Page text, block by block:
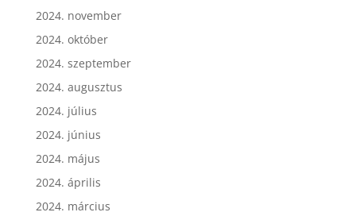
2024. november
2024. október
2024. szeptember
2024. augusztus
2024. július
2024. június
2024. május
2024. április
2024. március